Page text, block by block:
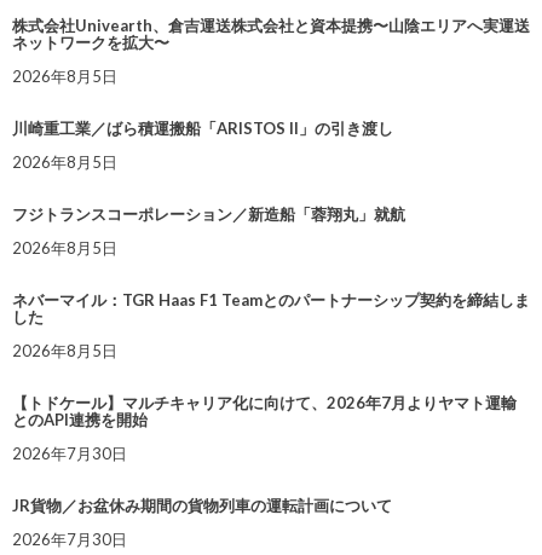
株式会社Univearth、倉吉運送株式会社と資本提携〜山陰エリアへ実運送
ネットワークを拡大〜
2026年8月5日
川崎重工業／ばら積運搬船「ARISTOS II」の引き渡し
2026年8月5日
フジトランスコーポレーション／新造船「蓉翔丸」就航
2026年8月5日
ネバーマイル：TGR Haas F1 Teamとのパートナーシップ契約を締結しま
した
2026年8月5日
【トドケール】マルチキャリア化に向けて、2026年7月よりヤマト運輸
とのAPI連携を開始
2026年7月30日
JR貨物／お盆休み期間の貨物列車の運転計画について
2026年7月30日